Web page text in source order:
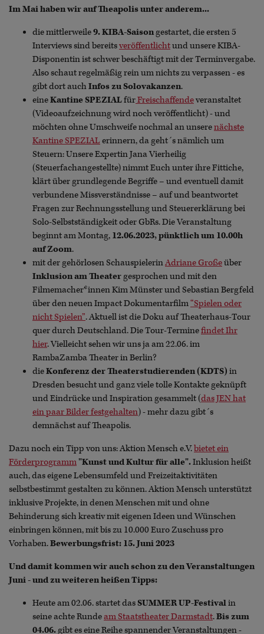
Im Mai haben wir auf Theapolis unter anderem...
die mittlerweile9. KIBA-Saisongestartet, die ersten 5
Interviews sind bereitsveröffentlichtund unsere KIBA-
Disponentin ist schwer beschäftigt mit der Terminvergabe.
Also schaut regelmäßig rein um nichts zu verpassen - es
gibt dort auchInfos zu Solovakanzen.
eineKantine SPEZIALfürFreischaffendeveranstaltet
(Videoaufzeichnung wird noch veröffentlicht) - und
möchten ohne Umschweife nochmal an unserenächste
Kantine SPEZIAL erinnern, da geht´s nämlich um
Steuern: Unsere Expertin Jana Vierheilig
(Steuerfachangestellte) nimmt Euch unter ihre Fittiche,
klärt über grundlegende Begriffe – und eventuell damit
verbundene Missverständnisse – auf und beantwortet
Fragen zur Rechnungsstellung und Steuererklärung bei
Solo-Selbstständigkeit oder GbRs. Die Veranstaltung
beginnt am Montag, 12.06.2023, pünktlich um 10.00h
auf Zoom.
mit der gehörlosen SchauspielerinAdriane Großeüber
Inklusion am Theatergesprochen und mit den
Filmemacher*innen Kim Münster und Sebastian Bergfeld
über den neuen Impact Dokumentarfilm“Spielen oder
nicht Spielen”. Aktuell ist die Doku auf Theaterhaus-Tour
quer durch Deutschland. Die Tour-Terminefindet Ihr
hier. Vielleicht sehen wir uns ja am 22.06. im
RambaZamba Theater in Berlin?
dieKonferenz der Theaterstudierenden (KDTS) in
Dresden besucht und ganz viele tolle Kontakte geknüpft
und Eindrücke und Inspiration gesammelt (das JEN hat
ein paar Bilder festgehalten) - mehr dazu gibt´s
demnächst auf Theapolis.
Dazu noch ein Tipp von uns: Aktion Mensch e.V.bietet ein
Förderprogramm"Kunst und Kultur für alle".Inklusion heißt
auch, das eigene Lebensumfeld und Freizeitaktivitäten
selbstbestimmt gestalten zu können. Aktion Mensch unterstützt
inklusive Projekte, in denen Menschen mit und ohne
Behinderung sich kreativ mit eigenen Ideen und Wünschen
einbringen können, mit bis zu 10.000 Euro Zuschuss pro
Vorhaben.Bewerbungsfrist: 15. Juni 2023
Und damit kommen wir auch schon zu den Veranstaltungen
Juni - und zu weiteren heißen Tipps:
Heute am 02.06. startet dasSUMMER UP-Festivalin
seine achte Rundeam Staatstheater Darmstadt.Bis zum
04.06.gibt es eine Reihe spannender Veranstaltungen -